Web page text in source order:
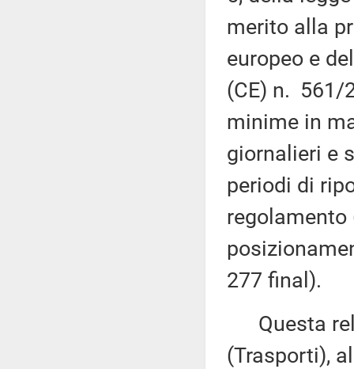
merito alla
europeo e
(CE) n. 561/
minime in
giornalieri e
periodi di
277 final).
Questa
(Trasporti),